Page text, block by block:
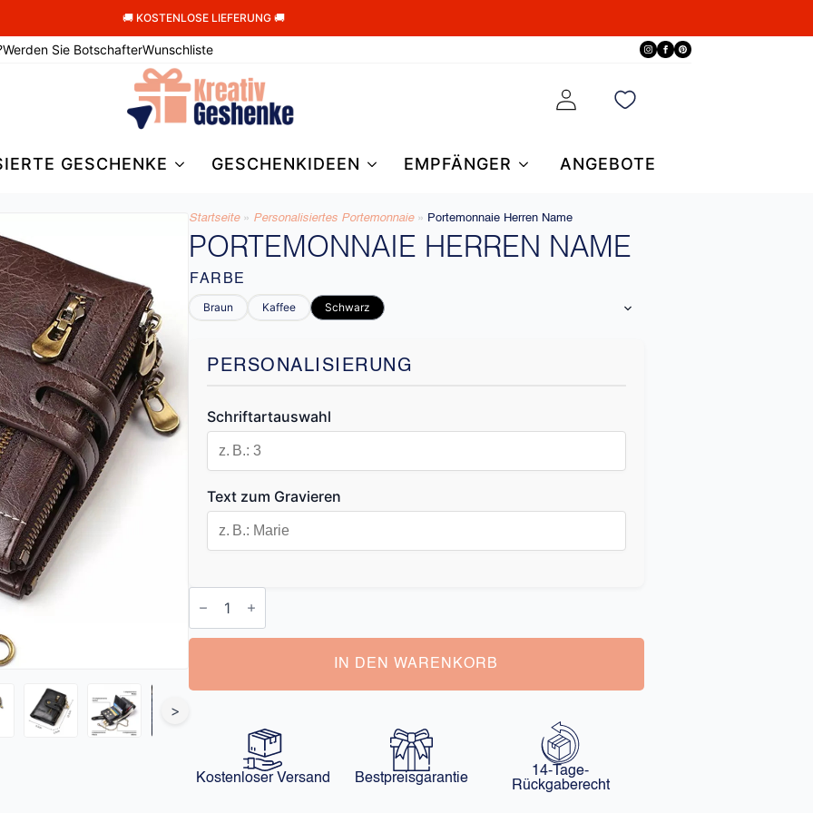
🚚 KOSTENLOSE LIEFERUNG 🚚
Werden Sie BotschafterWunschliste
GESCHENKE GESCHENKIDEEN EMPFÄNGER ANGEBOTE
>
Startseite » Personalisiertes Portemonnaie​ » Portemonnaie Herren Name
PORTEMONNAIE HERREN NAME
FARBE
Braun Kaffee Schwarz
PERSONALISIERUNG
Schriftartauswahl
Text zum Gravieren
Portemonnaie
Herren
Menge
IN DEN WARENKORB
Kostenloser Versand Bestpreisgarantie
14-Tage-
Rückgaberecht